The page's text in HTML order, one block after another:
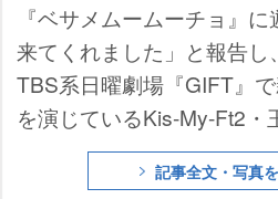
『ベサメムームーチョ』に
来てくれました」と報告し
TBS系日曜劇場『GIFT』
を演じているKis-My-Ft2・
太と共におちゃめなポー
たオフ2ショット写真を披
記事全文・写真